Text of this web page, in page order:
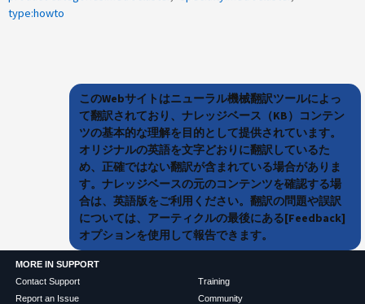
type:howto
このWebサイトはニューラル機械翻訳ツールによっ
て翻訳されており、ナレッジベース（KB）コンテン
ツの基本的な理解を目的として提供されています。
オリジナルの英語を文字どおりに翻訳しているた
め、正確ではない翻訳が含まれている場合がありま
す。ナレッジベースの元のコンテンツを確認する場
合は、英語版をご利用ください。翻訳の問題や誤訳
については、アーティクルの最後にある[Feedback]
オプションを使用して報告できます。
MORE IN SUPPORT
Contact Support
Report an Issue
Training
Community